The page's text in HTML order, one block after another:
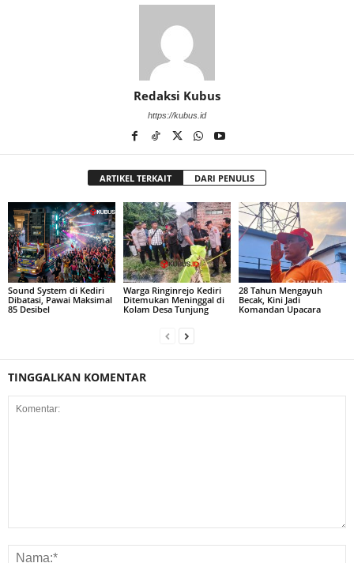
Redaksi Kubus
https://kubus.id
ARTIKEL TERKAIT DARI PENULIS
Sound System di Kediri
Dibatasi, Pawai Maksimal
85 Desibel
Warga Ringinrejo Kediri
Ditemukan Meninggal di
Kolam Desa Tunjung
28 Tahun Mengayuh
Becak, Kini Jadi
Komandan Upacara
TINGGALKAN KOMENTAR